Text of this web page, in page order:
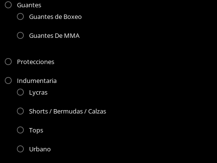
Guantes
Guantes de Boxeo
Guantes De MMA
Protecciones
Indumentaria
Lycras
Shorts / Bermudas / Calzas
Tops
Urbano